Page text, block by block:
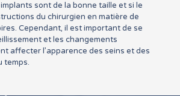
sont de la bonne taille et si le
du chirurgien en matière de
Cependant, il est important de se
et les changements
affecter l’apparence des seins et des
temps.